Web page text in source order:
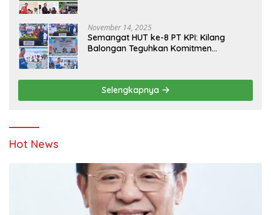
November 14, 2025
Semangat HUT ke-8 PT KPI: Kilang
Balongan Teguhkan Komitmen
Pendidikan
Selengkapnya
Hot News